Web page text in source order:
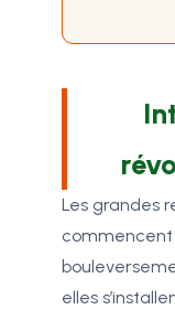
Les grandes
commencent
elles